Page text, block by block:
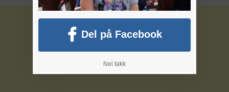
Del på Facebook
Nei takk